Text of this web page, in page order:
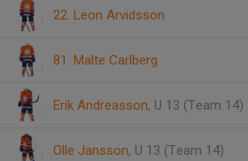
22. Leon Arvidsson
81. Malte Carlberg
Erik Andreasson, U 13 (Team 14)
Olle Jansson, U 13 (Team 14)